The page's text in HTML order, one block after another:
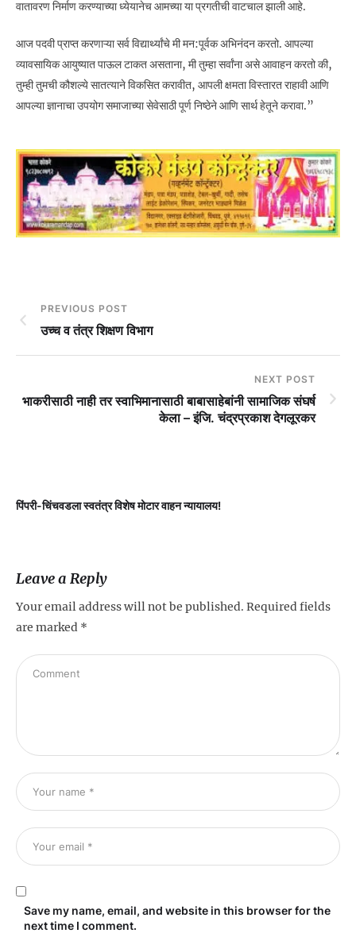
वातावरण निर्माण करण्याच्या ध्येयानेच आमच्या या प्रगतीची वाटचाल झाली आहे.
आज पदवी प्राप्त करणाऱ्या सर्व विद्यार्थ्यांचे मी मन:पूर्वक अभिनंदन करतो. आपल्या
व्यावसायिक आयुष्यात पाऊल टाकत असताना, मी तुम्हा सर्वांना असे आवाहन करतो की,
तुम्ही तुमची कौशल्ये सातत्याने विकसित करावीत, आपली क्षमता विस्तारत राहावी आणि
आपल्या ज्ञानाचा उपयोग समाजाच्या सेवेसाठी पूर्ण निष्ठेने आणि सार्थ हेतूने करावा.”
PREVIOUS POST
उच्च व तंत्र शिक्षण विभाग
NEXT POST
भाकरीसाठी नाही तर स्वाभिमानासाठी बाबासाहेबांनी सामाजिक संघर्ष
केला – इंजि. चंद्रप्रकाश देगलूरकर
पिंपरी-चिंचवडला स्वतंत्र विशेष मोटार वाहन न्यायालय!
Leave a Reply
Your email address will not be published. Required fields
are marked *
Save my name, email, and website in this browser for the
next time I comment.